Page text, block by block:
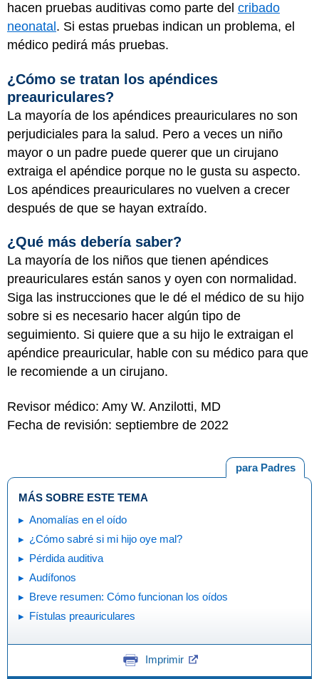
hacen pruebas auditivas como parte del cribado
neonatal . Si estas pruebas indican un problema, el
médico pedirá más pruebas.
¿Cómo se tratan los apéndices
preauriculares?
La mayoría de los apéndices preauriculares no son
perjudiciales para la salud. Pero a veces un niño
mayor o un padre puede querer que un cirujano
extraiga el apéndice porque no le gusta su aspecto.
Los apéndices preauriculares no vuelven a crecer
después de que se hayan extraído.
¿Qué más debería saber?
La mayoría de los niños que tienen apéndices
preauriculares están sanos y oyen con normalidad.
Siga las instrucciones que le dé el médico de su hijo
sobre si es necesario hacer algún tipo de
seguimiento. Si quiere que a su hijo le extraigan el
apéndice preauricular, hable con su médico para que
le recomiende a un cirujano.
Revisor médico: Amy W. Anzilotti, MD
Fecha de revisión: septiembre de 2022
para Padres
MÁS SOBRE ESTE TEMA
Anomalías en el oído
¿Cómo sabré si mi hijo oye mal?
Pérdida auditiva
Audífonos
Breve resumen: Cómo funcionan los oídos
Fístulas preauriculares
Imprimir